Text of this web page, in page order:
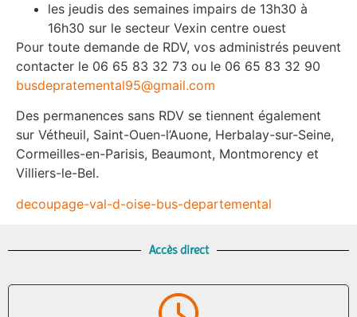
les jeudis des semaines impairs de 13h30 à
16h30 sur le secteur Vexin centre ouest
Pour toute demande de RDV, vos administrés peuvent
contacter le 06 65 83 32 73 ou le 06 65 83 32 90
busdepratemental95@gmail.com
Des permanences sans RDV se tiennent également
sur Vétheuil, Saint-Ouen-l’Auone, Herbalay-sur-Seine,
Cormeilles-en-Parisis, Beaumont, Montmorency et
Villiers-le-Bel.
decoupage-val-d-oise-bus-departemental
Accès direct